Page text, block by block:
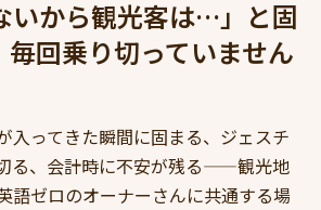
いから観光客は…」と固
毎回乗り切っていません
入ってきた瞬間に固まる、ジェスチ
る、会計時に不安が残る——観光地
語ゼロのオーナーさんに共通する場